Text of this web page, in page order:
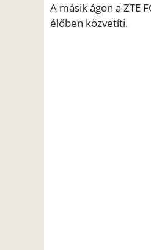
A másik ágon a ZTE
élőben közvetíti.